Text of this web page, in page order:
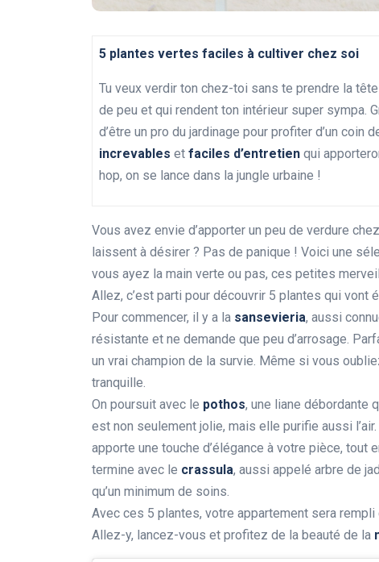
5 plantes vertes faciles à cultiver chez soi
Tu veux verdir ton chez-toi sans te prendre la
de peu et qui rendent ton intérieur super sympa.
d’être un pro du jardinage pour profiter d’un coin
increvables et faciles d’entretien qui
hop, on se lance dans la jungle urbaine !
Vous avez envie d’apporter un peu de verdure
laissent à désirer ? Pas de panique ! Voici une
vous ayez la main verte ou pas, ces petites
Allez, c’est parti pour découvrir 5 plantes qui
Pour commencer, il y a la sansevieria, aussi
résistante et ne demande que peu d’arrosage.
un vrai champion de la survie. Même si vous
tranquille.
On poursuit avec le pothos, une liane débordante
est non seulement jolie, mais elle purifie aussi
apporte une touche d’élégance à votre pièce, tout
termine avec le crassula, aussi appelé arbre de
qu’un minimum de soins.
Avec ces 5 plantes, votre appartement sera
Allez-y, lancez-vous et profitez de la beauté de la